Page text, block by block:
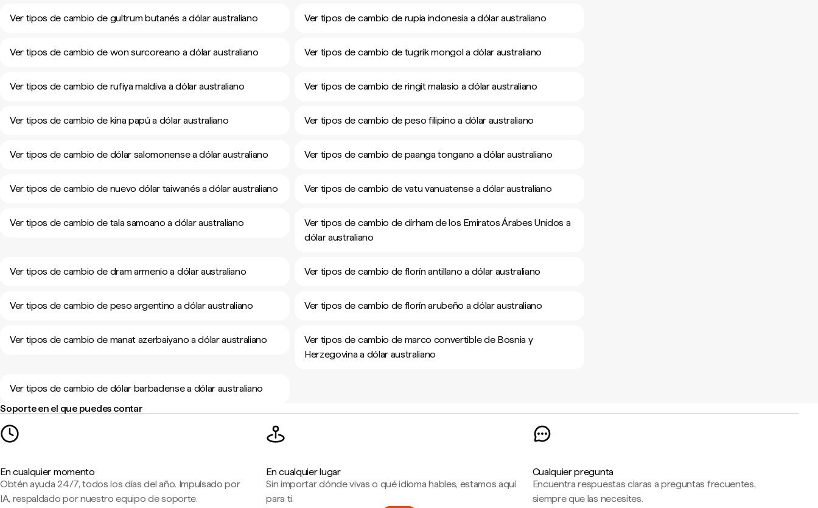
Ver tipos de cambio de gultrum butanés a dólar australiano Ver tipos de cambio de rupia indonesia a dólar australiano
Ver tipos de cambio de won surcoreano a dólar australiano Ver tipos de cambio de tugrik mongol a dólar australiano
Ver tipos de cambio de rufiya maldiva a dólar australiano Ver tipos de cambio de ringit malasio a dólar australiano
Ver tipos de cambio de kina papú a dólar australiano Ver tipos de cambio de peso filipino a dólar australiano
Ver tipos de cambio de dólar salomonense a dólar australiano Ver tipos de cambio de paanga tongano a dólar australiano
Ver tipos de cambio de nuevo dólar taiwanés a dólar australiano Ver tipos de cambio de vatu vanuatense a dólar australiano
Ver tipos de cambio de tala samoano a dólar australiano
Ver tipos de cambio de dírham de los Emiratos Árabes Unidos a
dólar australiano
Ver tipos de cambio de dram armenio a dólar australiano Ver tipos de cambio de florín antillano a dólar australiano
Ver tipos de cambio de peso argentino a dólar australiano Ver tipos de cambio de florín arubeño a dólar australiano
Ver tipos de cambio de manat azerbaiyano a dólar australiano
Ver tipos de cambio de marco convertible de Bosnia y
Herzegovina a dólar australiano
Ver tipos de cambio de dólar barbadense a dólar australiano
Soporte en el que puedes contar
En cualquier momento
Obtén ayuda 24/7, todos los días del año. Impulsado por
IA, respaldado por nuestro equipo de soporte.
En cualquier lugar
Sin importar dónde vivas o qué idioma hables, estamos aquí
para ti.
Cualquier pregunta
Encuentra respuestas claras a preguntas frecuentes,
siempre que las necesites.